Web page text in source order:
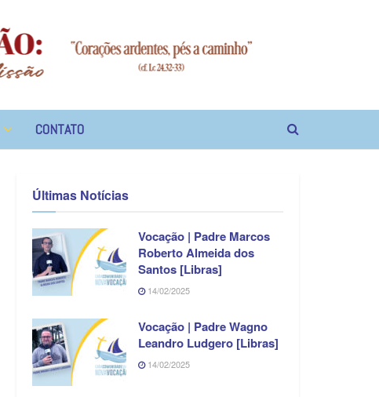
CONTATO
Últimas Notícias
Vocação | Padre Marcos
Roberto Almeida dos
Santos [Libras]
14/02/2025
Vocação | Padre Wagno
Leandro Ludgero [Libras]
14/02/2025